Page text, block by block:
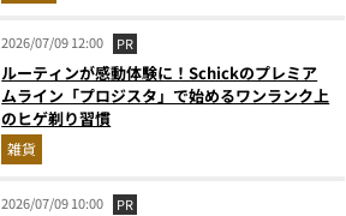
2026/07/09 12:00 PR
ルーティンが感動体験に！Schickのプレミア
ムライン「プロジスタ」で始めるワンランク上
のヒゲ剃り習慣
雑貨
2026/07/09 10:00 PR